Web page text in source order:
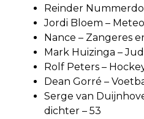
Reinder
Jordi Bloem –
Nance – Zangeres
Mark Huizinga –
Rolf Peters –
Dean Gorré –
Serge van
dichter – 53